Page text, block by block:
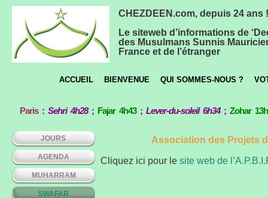
CHEZDEEN.com, depuis 24 ans !
Le siteweb d’informations de
des Musulmans Sunnis
France et de l’étranger
ACCUEIL BIENVENUE QUI SOMMES-NOUS ?
Paris:Sehri 4h28; Fajar 4h43;Lever-du-soleil 6h34;Zohar
JOURS
AGENDA
MUHARRAM
SWAFAR
Association des Projets
Cliquez ici pour le site web de